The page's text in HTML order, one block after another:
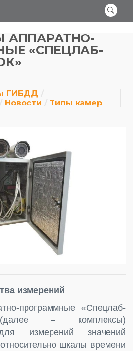
АППАРАТНО-
«СПЕЦЛАБ-
ГИБДД
Новости
Типы камер
измерений
программные «Спецлаб-
(далее – комплексы)
измерений значений
шкалы времени